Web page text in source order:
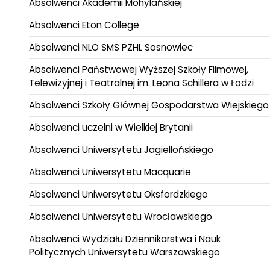
Absolwenci Eton College
Absolwenci NLO SMS PZHL Sosnowiec
Absolwenci Państwowej Wyższej Szkoły Filmowej,
Telewizyjnej i Teatralnej im. Leona Schillera w Łodzi
Absolwenci Szkoły Głównej Gospodarstwa Wiejskiego
Absolwenci uczelni w Wielkiej Brytanii
Absolwenci Uniwersytetu Jagiellońskiego
Absolwenci Uniwersytetu Macquarie
Absolwenci Uniwersytetu Oksfordzkiego
Absolwenci Uniwersytetu Wrocławskiego
Absolwenci Wydziału Dziennikarstwa i Nauk
Politycznych Uniwersytetu Warszawskiego